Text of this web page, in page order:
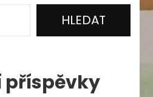
HLEDAT
příspěvky